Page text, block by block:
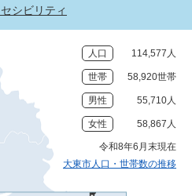
シビリティ
人口 114,577人
世帯 58,920世帯
男性 55,710人
女性 58,867人
令和8年6月末現在
大東市人口・世帯数の推移